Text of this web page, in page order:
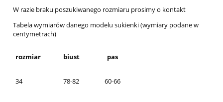
W razie braku poszukiwanego rozmiaru prosimy o kontakt
Tabela wymiarów danego modelu sukienki (wymiary podane w
centymetrach)
rozmiar biust pas
34 78-82 60-66